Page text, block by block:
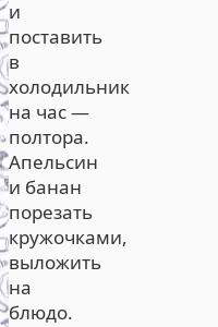
и
поставить
в
холодильник
на час —
полтора.
Апельсин
и банан
порезать
кружочками,
выложить
на
блюдо.